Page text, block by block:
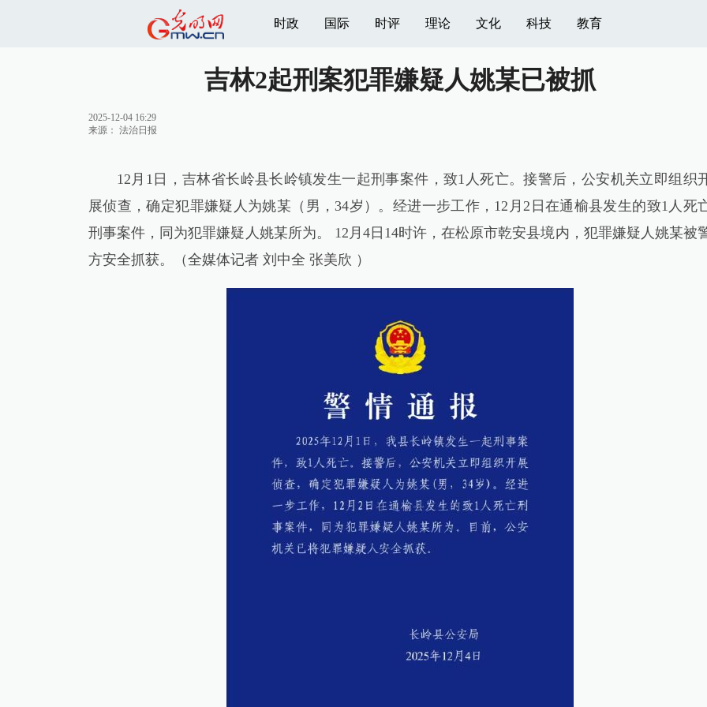
时政 国际 时评 理论 文化 科技 教育
吉林2起刑案犯罪嫌疑人姚某已被抓
2025-12-04 16:29
来源： 法治日报
12月1日，吉林省长岭县长岭镇发生一起刑事案件，致1人死亡。接警后，公安机关立即组织
展侦查，确定犯罪嫌疑人为姚某（男，34岁）。经进一步工作，12月2日在通榆县发生的致1人死
刑事案件，同为犯罪嫌疑人姚某所为。 12月4日14时许，在松原市乾安县境内，犯罪嫌疑人姚某被
方安全抓获。（全媒体记者 刘中全 张美欣 ）